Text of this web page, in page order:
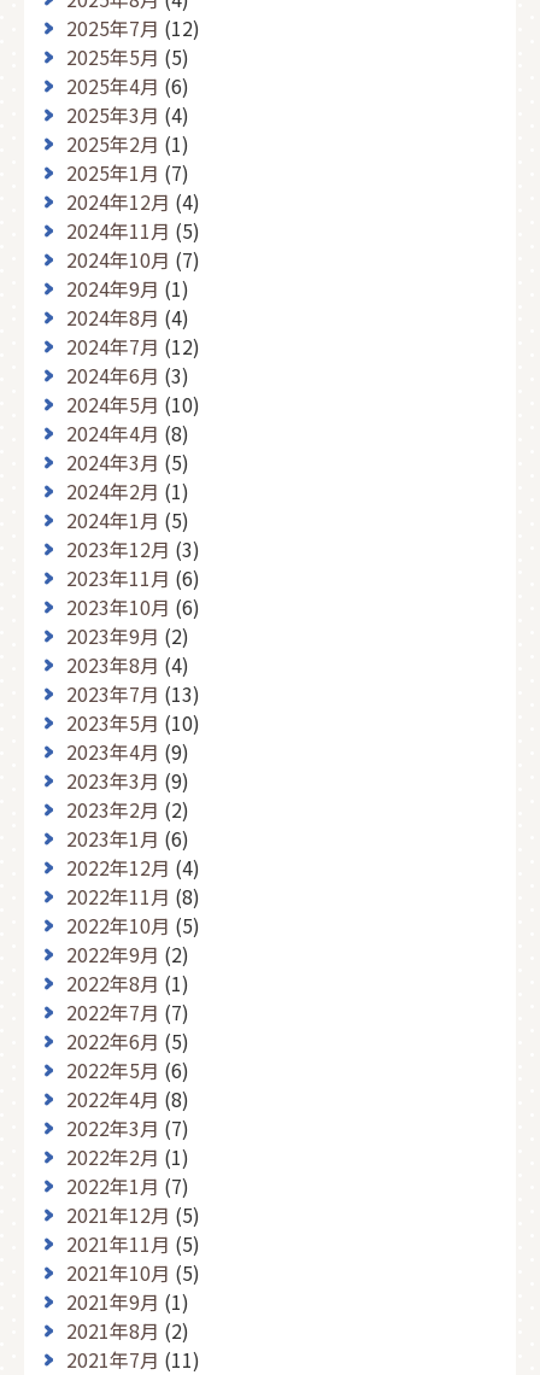
2025年7月 (12)
2025年5月 (5)
2025年4月 (6)
2025年3月 (4)
2025年2月 (1)
2025年1月 (7)
2024年12月 (4)
2024年11月 (5)
2024年10月 (7)
2024年9月 (1)
2024年8月 (4)
2024年7月 (12)
2024年6月 (3)
2024年5月 (10)
2024年4月 (8)
2024年3月 (5)
2024年2月 (1)
2024年1月 (5)
2023年12月 (3)
2023年11月 (6)
2023年10月 (6)
2023年9月 (2)
2023年8月 (4)
2023年7月 (13)
2023年5月 (10)
2023年4月 (9)
2023年3月 (9)
2023年2月 (2)
2023年1月 (6)
2022年12月 (4)
2022年11月 (8)
2022年10月 (5)
2022年9月 (2)
2022年8月 (1)
2022年7月 (7)
2022年6月 (5)
2022年5月 (6)
2022年4月 (8)
2022年3月 (7)
2022年2月 (1)
2022年1月 (7)
2021年12月 (5)
2021年11月 (5)
2021年10月 (5)
2021年9月 (1)
2021年8月 (2)
2021年7月 (11)